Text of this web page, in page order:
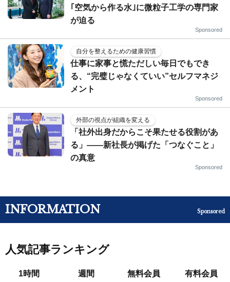
｢空気から作る水｣に微粒子工学の専門家
が迫る
Sponsored
自分を整えるための健康習慣
仕事に家事と慌ただしい毎日でもでき
る、“完璧じゃなくていい”セルフマネジ
メント
Sponsored
外部の視点が組織を変える
「社外出身だからこそ果たせる役割があ
る」――新社長が掲げた「つなぐこと」
の真意
Sponsored
INFORMATION Sponsored
人気記事ランキング
1時間 週間 無料会員 有料会員